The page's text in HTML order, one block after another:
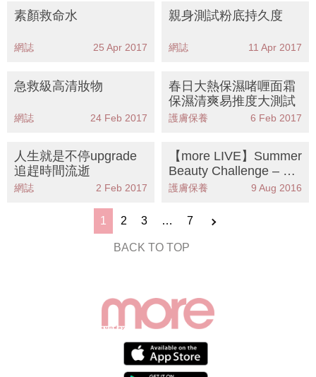
素顏救命水
網誌 25 Apr 2017
親身測試粉底持久度
網誌 11 Apr 2017
急救級高清妝物
網誌 24 Feb 2017
春日大熱保濕啫喱面霜
保濕清爽易推度大測試
護膚保養 6 Feb 2017
人生就是不停upgrade
追趕時間流逝
網誌 2 Feb 2017
【more LIVE】Summer
Beauty Challenge – 防
水妝品 大比拼
護膚保養 9 Aug 2016
1 2 3 … 7
BACK TO TOP